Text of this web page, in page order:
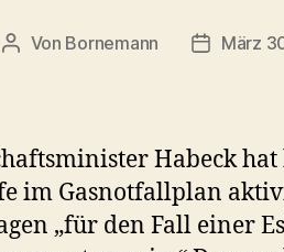
Beitragsautor
Von Bornemann März
Habeck hat
im Gasnotfallplan
„für den Fall einer